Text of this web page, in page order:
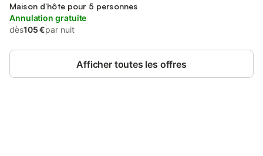
Maison d’hôte pour 5 personnes
Annulation gratuite
dès105 €par nuit
Afficher toutes les offres